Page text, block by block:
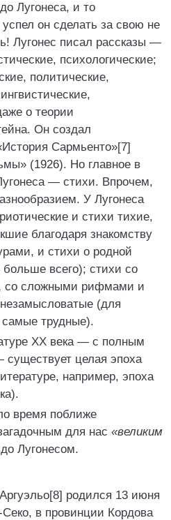
Лугонеса, и то
он сделать за свою не
Лугонес писал рассказы —
психологические;
политические,
о теории
Он создал
Сармьенто»[7]
(1926). Но главное в
— стихи. Впрочем,
У Лугонеса
и стихи тихие,
благодаря знакомству
и стихи о родной
больше всего); стихи со
со сложными рифмами и
(для
трудные).
XX века — с полным
целая эпоха
например, эпоха
время поближе
для нас «великим
Лугонесом.
родился 13 июня
Секо, в провинции Кордова